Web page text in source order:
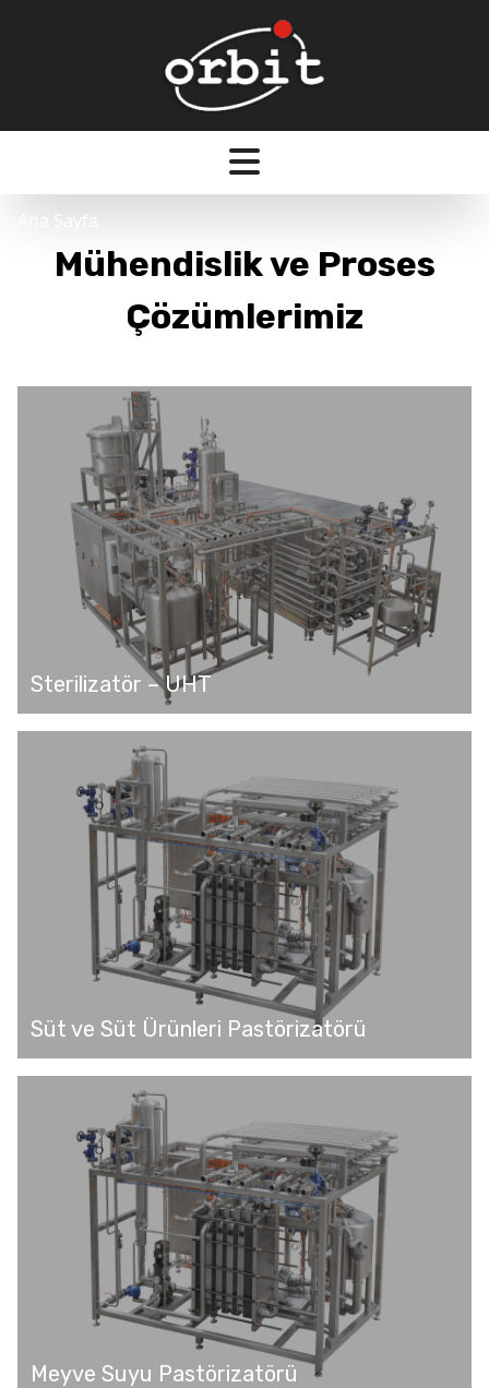
Ana Sayfa
Mühendislik ve Proses
Çözümlerimiz
Sterilizatör – UHT
Süt ve Süt Ürünleri Pastörizatörü
Meyve Suyu Pastörizatörü